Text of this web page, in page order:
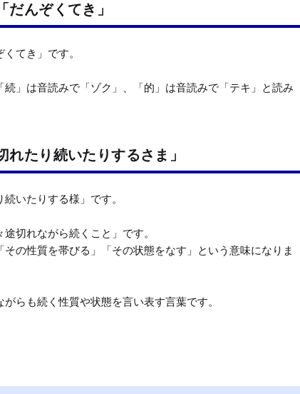
だんぞくてき」
てき」です。
続」は音読みで「ゾク」、「的」は音読みで「テキ」と読み
れたり続いたりするさま」
いたりする様」です。
切れながら続くこと」です。
その性質を帯びる」「その状態をなす」という意味になりま
らも続く性質や状態を言い表す言葉です。